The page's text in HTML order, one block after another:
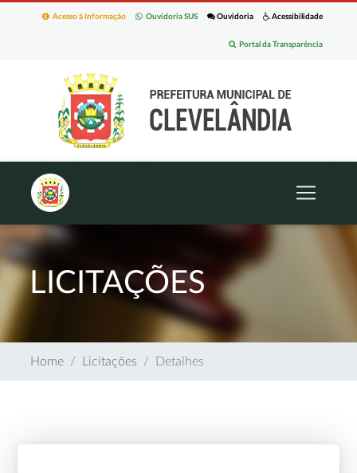
Acessibilidade
Ouvidoria
Ouvidoria SUS
Acesso à Informação
Portal da Transparência
LICITAÇÕES
Home Licitações Detalhes